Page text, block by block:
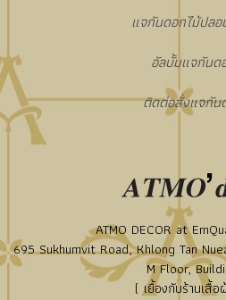
แจกันดอกไม้ปล
อัลบั้มแจกันด
ติดต่อสั่งแจกัน
ATMO DECOR at
695 Sukhumvit Road, Khlong Tan
M Floor,
( เยื้องกับร้านเสื้